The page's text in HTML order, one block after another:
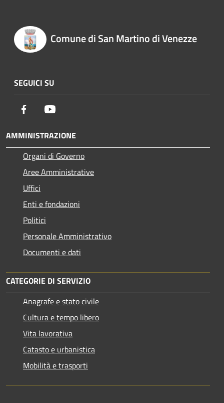
Comune di San Martino di Venezze
SEGUICI SU
Facebook
AMMINISTRAZIONE
Organi di Governo
Aree Amministrative
Uffici
Enti e fondazioni
Politici
Personale Amministrativo
Documenti e dati
CATEGORIE DI SERVIZIO
Anagrafe e stato civile
Cultura e tempo libero
Vita lavorativa
Catasto e urbanistica
Mobilità e trasporti